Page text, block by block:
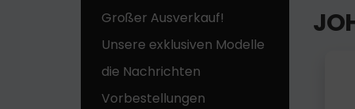
Großer Ausverkauf!
Unsere exklusiven Modelle
die Nachrichten
Vorbestellungen